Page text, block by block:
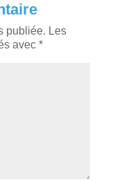
publiée. Les
avec *